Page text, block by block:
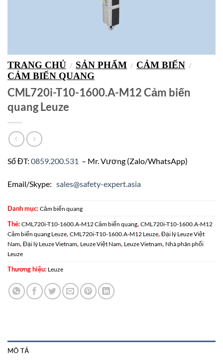
TRANG CHỦ / SẢN PHẨM / CẢM BIẾN /
CẢM BIẾN QUANG
CML720i-T10-1600.A-M12 Cảm biến
quang Leuze
Số ĐT: 0859.200.531 – Mr. Vương (Zalo/WhatsApp)
Email/Skype: sales@safety-expert.asia
Danh mục: Cảm biến quang
Thẻ: CML720i-T10-1600.A-M12 Cảm biến quang, CML720i-T10-1600.A-M12
Cảm biến quang Leuze, CML720i-T10-1600.A-M12 Leuze, Đại lý Leuze Việt
Nam, Đại lý Leuze Vietnam, Leuze Việt Nam, Leuze Vietnam, Nhà phân phối
Leuze
Thương hiệu: Leuze
MÔ TẢ